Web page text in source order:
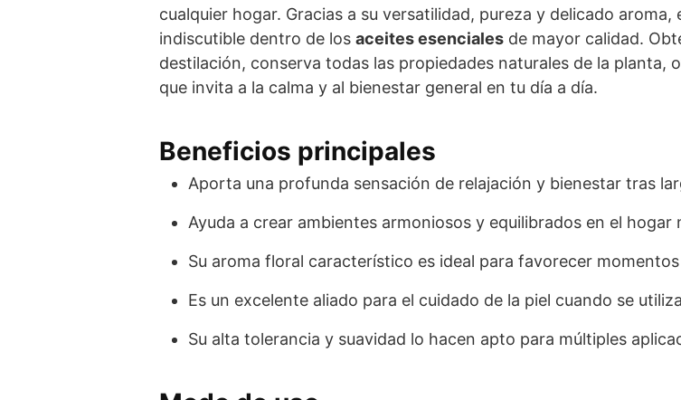
cualquier hogar. Gracias a su versatilidad, pureza y delicado
indiscutible dentro de los aceites esenciales de mayor calidad.
destilación, conserva todas las propiedades naturales de la planta,
que invita a la calma y al bienestar general en tu día a día.
Beneficios principales
Aporta una profunda sensación de relajación y bienestar tras
Ayuda a crear ambientes armoniosos y equilibrados en el hogar
Su aroma floral característico es ideal para favorecer
Es un excelente aliado para el cuidado de la piel cuando se
Su alta tolerancia y suavidad lo hacen apto para múltiples